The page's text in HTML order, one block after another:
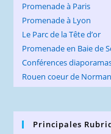
Promenade à Paris
Promenade à Lyon
Le Parc de la Tête d’or
Promenade en Baie de
Conférences
Rouen coeur de
Principales